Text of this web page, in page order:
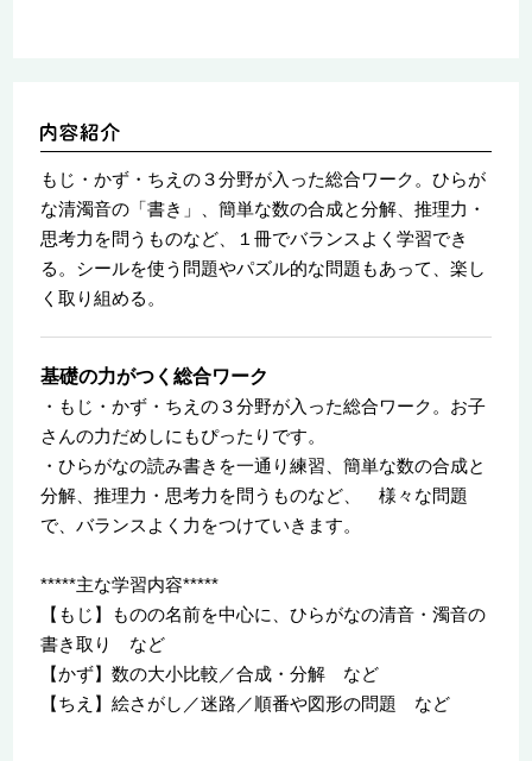
もじ・かず・ちえの３分野が入った総合ワーク。ひらが
な清濁音の「書き」、簡単な数の合成と分解、推理力・
思考力を問うものなど、１冊でバランスよく学習でき
る。シールを使う問題やパズル的な問題もあって、楽し
く取り組める。
基礎の力がつく総合ワーク
・もじ・かず・ちえの３分野が入った総合ワーク。お子
さんの力だめしにもぴったりです。
・ひらがなの読み書きを一通り練習、簡単な数の合成と
分解、推理力・思考力を問うものなど、 様々な問題
で、バランスよく力をつけていきます。
*****主な学習内容*****
【もじ】ものの名前を中心に、ひらがなの清音・濁音の
書き取り など
【かず】数の大小比較／合成・分解 など
【ちえ】絵さがし／迷路／順番や図形の問題 など